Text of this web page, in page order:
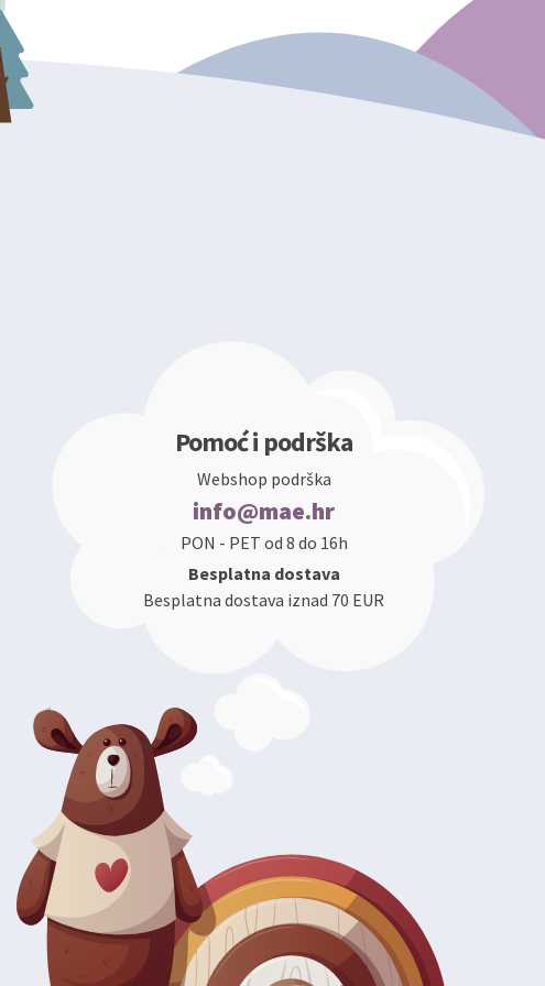
Pomoć i podrška
Webshop podrška
info@mae.hr
PON - PET od 8 do 16h
Besplatna dostava
Besplatna dostava iznad 70 EUR